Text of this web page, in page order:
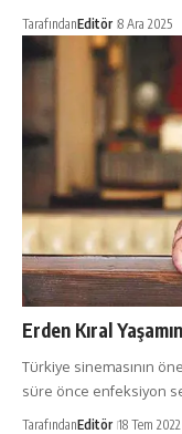
TarafındanEditör 8 Ara 2025
Erden Kıral
Türkiye sinemasının
süre önce enfeksiyon
TarafındanEditör 18 Tem 2022